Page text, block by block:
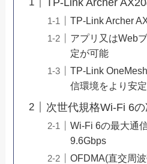
TP-Link Archer
アプリ又はWeb
定が可能
TP-Link
信環境をより安
次世代規格Wi-Fi 6
Wi-Fi 6の最大通
9.6Gbps
OFDMA(直交周